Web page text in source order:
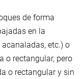
de forma
en la
etc.) o
o rectangular, pero
o rectangular y sin